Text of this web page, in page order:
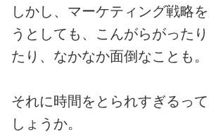
しかし、マーケティング戦略
うとしても、こんがらがった
たり、なかなか面倒なことも。
それに時間をとられすぎるっ
しょうか。